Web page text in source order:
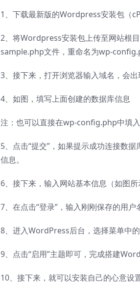
1、下载最新版的Wordpress安装包（
2、将Wordpress安装包上传至网站根
sample.php文件，重命名为wp-
3、接下来，打开浏览器输入域名，会
4、如图，填写上面创建的数据库信息
注：也可以直接在wp-config.php中填入
5、点击“提交”，如果提示成功连接数
信息。
6、接下来，输入网站基本信息（如图
7、在点击“登录”，输入刚刚保存的用
8、进入WordPress后台，选择菜单中
9、点击“启用”主题即可，完成搭建
10、接下来，就可以安装自己的心意设